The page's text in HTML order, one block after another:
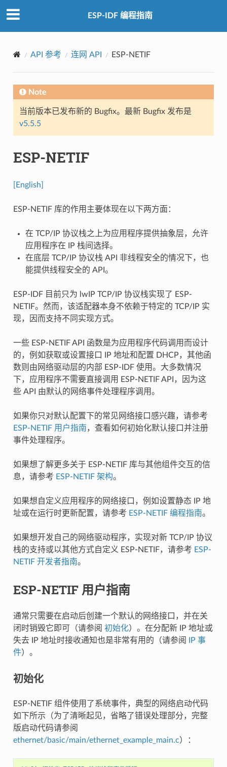
ESP-IDF 编程指南
API 参考 连网 API ESP-NETIF
Note
当前版本已发布新的 Bugfix。最新 Bugfix 发布是
v5.5.5
ESP-NETIF
[English]
ESP-NETIF 库的作用主要体现在以下两方面：
在 TCP/IP 协议栈之上为应用程序提供抽象层，允许
应用程序在 IP 栈间选择。
在底层 TCP/IP 协议栈 API 非线程安全的情况下，也
能提供线程安全的 API。
ESP-IDF 目前只为 lwIP TCP/IP 协议栈实现了 ESP-
NETIF。然而，该适配器本身不依赖于特定的 TCP/IP 实
现，因而支持不同实现方式。
一些 ESP-NETIF API 函数是为应用程序代码调用而设计
的，例如获取或设置接口 IP 地址和配置 DHCP，其他函
数则由网络驱动层的内部 ESP-IDF 使用。大多数情况
下，应用程序不需要直接调用 ESP-NETIF API，因为这
些 API 由默认的网络事件处理程序调用。
如果你只对默认配置下的常见网络接口感兴趣，请参考
ESP-NETIF 用户指南，查看如何初始化默认接口并注册
事件处理程序。
如果想了解更多关于 ESP-NETIF 库与其他组件交互的信
息，请参考 ESP-NETIF 架构。
如果想自定义应用程序的网络接口，例如设置静态 IP 地
址或在运行时更新配置，请参考 ESP-NETIF 编程指南。
如果想开发自己的网络驱动程序，实现对新 TCP/IP 协议
栈的支持或以其他方式自定义 ESP-NETIF，请参考 ESP-
NETIF 开发者指南。
ESP-NETIF 用户指南
通常只需要在启动后创建一个默认的网络接口，并在关
闭时销毁它即可（请参阅 初始化）。在分配新 IP 地址或
失去 IP 地址时接收通知也是非常有用的（请参阅
IP 事
件）。
初始化
ESP-NETIF 组件使用了系统事件，典型的网络启动代码
如下所示（为了清晰起见，省略了错误处理部分，完整
版启动代码请参阅
ethernet/basic/main/ethernet_example_main.c）：